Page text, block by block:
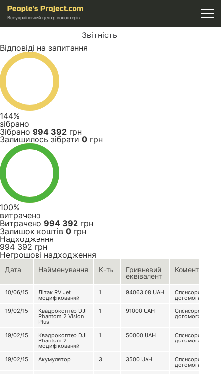
Всеукраїнський центр волонтерів
Звітність
Відповіді на запитання
144%
зібрано
Зібрано 994 392 грн
Залишилось зібрати 0 грн
100%
витрачено
Витрачено 994 392 грн
Залишок коштів 0 грн
Надходження
994 392 грн
Негрошові надходження
Дата Найменування К-ть
Гривневий
еквівалент
Коментар
10/06/15 Літак RV Jet
модифікований
1 94063.08 UAH Спонсорська
допомога
19/02/15
Квадрокоптер DJI
Phantom 2 Vision
Plus
1 91000 UAH Спонсорська
допомога
19/02/15 Квадрокоптер DJI
Phantom 2
модифікований
1 50000 UAH Спонсорська
допомога
19/02/15 Акумулятор 3 3500 UAH Спонсорська
допомога